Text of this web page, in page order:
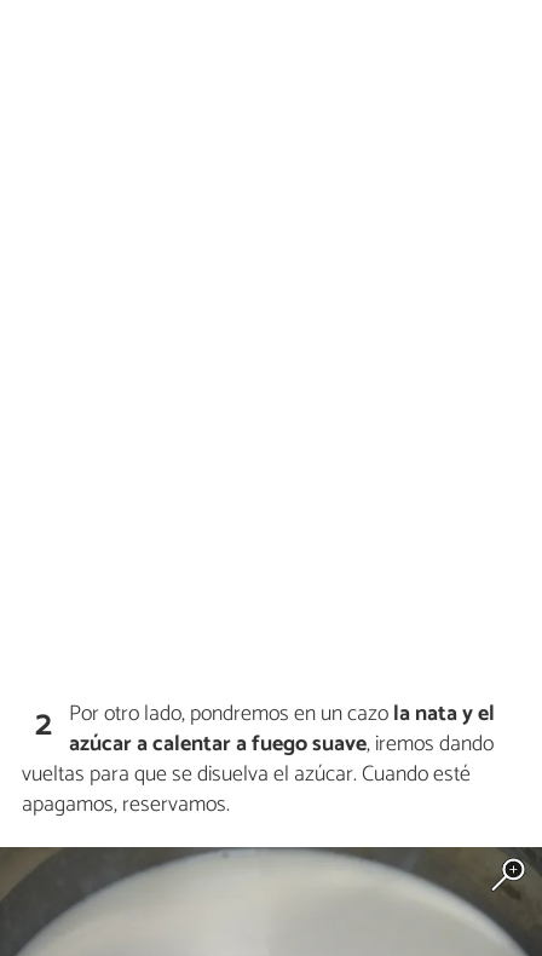
2 Por otro lado, pondremos en un cazola nata y el
azúcar a calentar a fuego suave, iremos dando
vueltas para que se disuelva el azúcar. Cuando esté
apagamos, reservamos.